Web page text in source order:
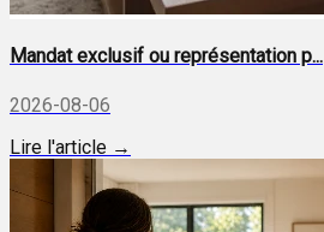
Mandat exclusif ou représentation p...
2026-08-06
Lire l'article →